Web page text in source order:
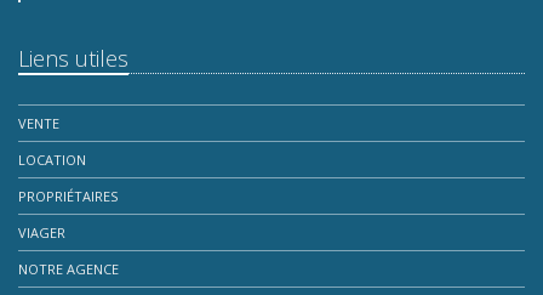
Liens utiles
VENTE
LOCATION
PROPRIÉTAIRES
VIAGER
NOTRE AGENCE